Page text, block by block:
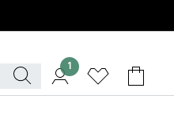
1